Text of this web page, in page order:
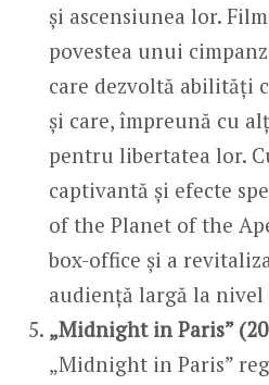
și ascensiunea lor.
povestea unui
care dezvoltă abilități
și care, împreună cu
pentru libertatea lor.
captivantă și efecte
of the Planet of the
box-office și a
audiență largă la nivel
„Midnight in Paris”
„Midnight in Paris”